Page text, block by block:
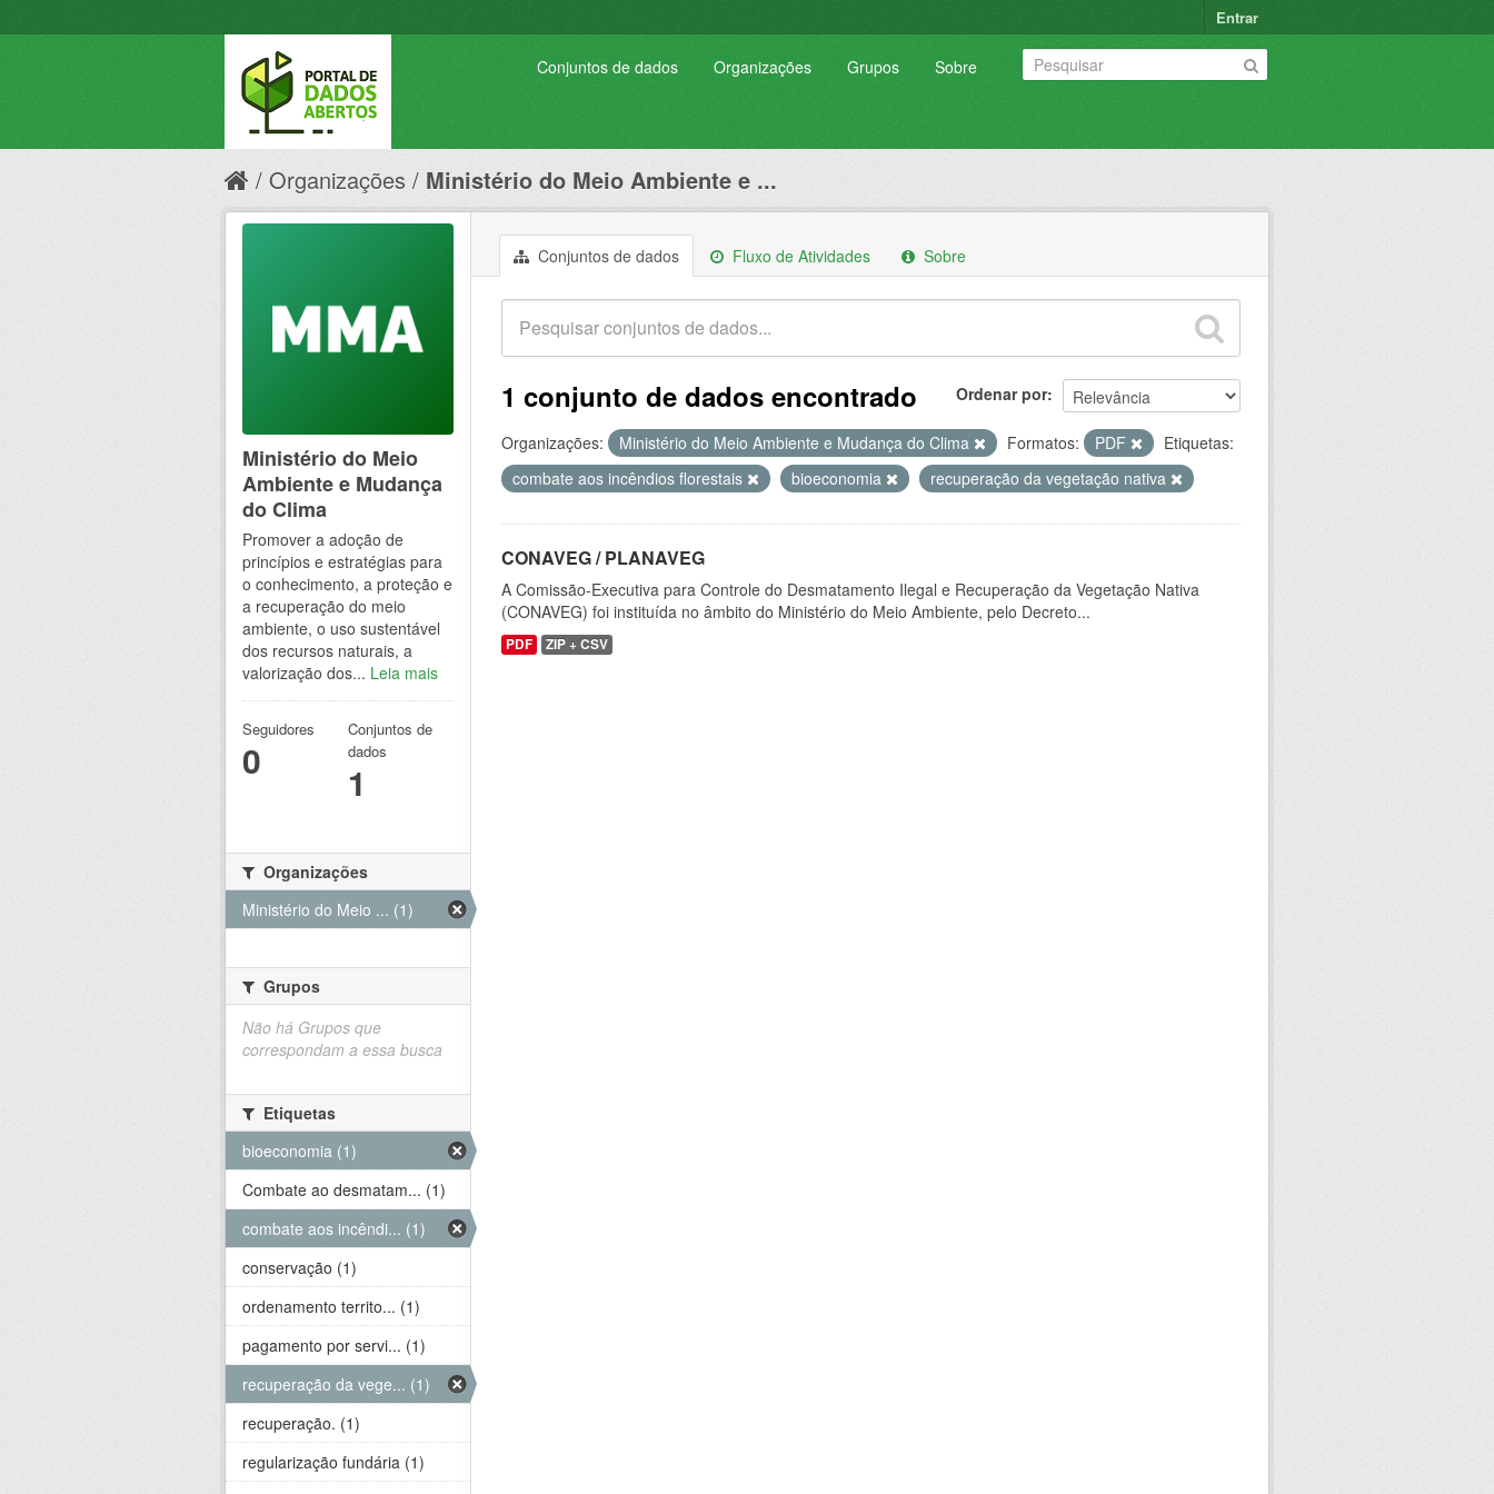
Entrar
Conjuntos de dados Organizações Grupos Sobre
Organizações Ministério do Meio Ambiente e ...
Conjuntos de dados Fluxo de Atividades Sobre
Ordenar por
1 conjunto de dados encontrado
Organizações: Ministério do Meio Ambiente e Mudança do Clima Formatos: PDF
Etiquetas:
combate aos incêndios florestais
bioeconomia recuperação da vegetação nativa
CONAVEG / PLANAVEG
A Comissão-Executiva para Controle do Desmatamento Ilegal e Recuperação da Vegetação Nativa
(CONAVEG) foi instituída no âmbito do Ministério do Meio Ambiente, pelo Decreto...
PDF ZIP + CSV
Ministério do Meio
Ambiente e Mudança
do Clima
Promover a adoção de
princípios e estratégias para
o conhecimento, a proteção e
a recuperação do meio
ambiente, o uso sustentável
dos recursos naturais, a
valorização dos... Leia mais
Seguidores
0
Conjuntos de
dados
1
Organizações
Ministério do Meio ... (1)
Grupos
Não há Grupos que
correspondam a essa busca
Etiquetas
bioeconomia (1)
Combate ao desmatam... (1)
combate aos incêndi... (1)
conservação (1)
ordenamento territo... (1)
pagamento por servi... (1)
recuperação da vege... (1)
recuperação. (1)
regularização fundária (1)